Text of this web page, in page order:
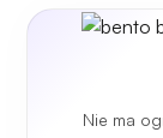
Nie ma